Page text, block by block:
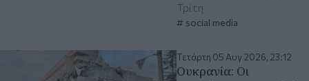
Τρίτη
social media
Τετάρτη 05 Αυγ 2026, 23:12
Ουκρανία: Οι